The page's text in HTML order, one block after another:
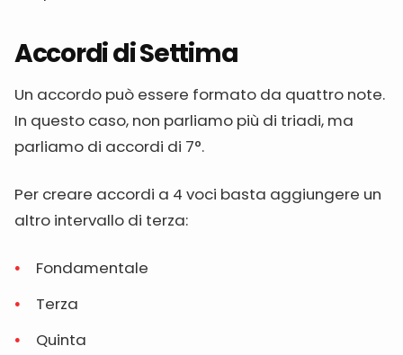
Accordi di Settima
Un accordo può essere formato da quattro note.
In questo caso, non parliamo più di triadi, ma
parliamo di accordi di 7°.
Per creare accordi a 4 voci basta aggiungere un
altro intervallo di terza:
Fondamentale
Terza
Quinta